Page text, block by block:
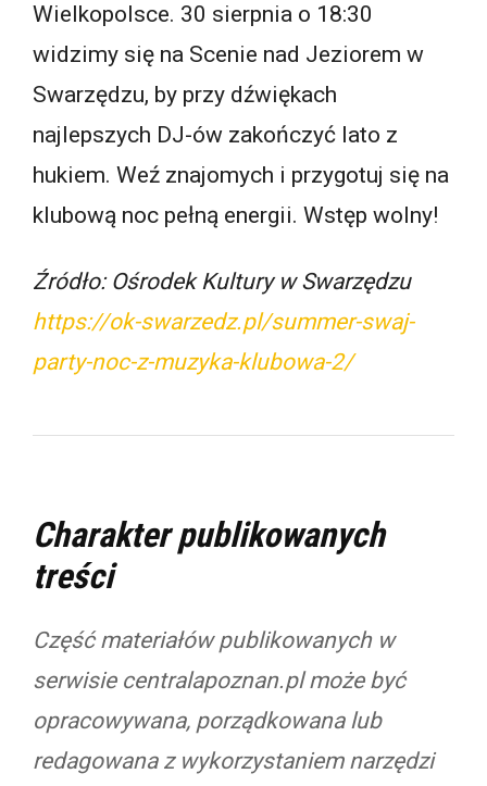
Wielkopolsce. 30 sierpnia o 18:30
widzimy się na Scenie nad Jeziorem w
Swarzędzu, by przy dźwiękach
najlepszych DJ-ów zakończyć lato z
hukiem. Weź znajomych i przygotuj się na
klubową noc pełną energii. Wstęp wolny!
Źródło: Ośrodek Kultury w Swarzędzu
https://ok-swarzedz.pl/summer-swaj-
party-noc-z-muzyka-klubowa-2/
Charakter publikowanych
treści
Część materiałów publikowanych w
serwisie centralapoznan.pl może być
opracowywana, porządkowana lub
redagowana z wykorzystaniem narzędzi